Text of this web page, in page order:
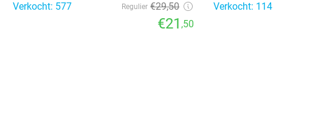
Verkocht: 577 Regulier €29,50
€21,50
Verkocht: 114